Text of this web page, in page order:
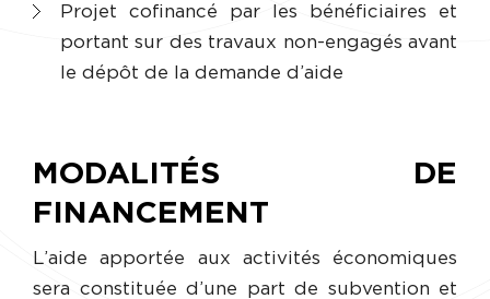
Projet cofinancé par les bénéficiaires et
portant sur des travaux non-engagés avant
le dépôt de la demande d’aide
MODALITÉS DE
FINANCEMENT
L’aide apportée aux activités économiques
sera constituée d’une part de subvention et